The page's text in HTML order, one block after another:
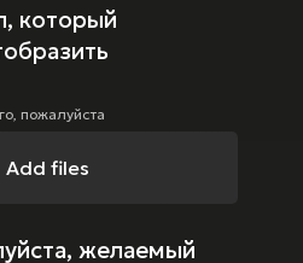
который
пожалуйста
Add files
желаемый